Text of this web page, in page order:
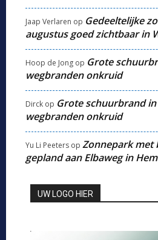
Jaap Verlaren op Gedeeltelijke
augustus goed zichtbaar in
Hoop de Jong op Grote
wegbranden onkruid
Dirck op Grote schuurbrand
wegbranden onkruid
Yu Li Peeters op Zonnepark met
gepland aan Elbaweg in Hem
UW LOGO HIER